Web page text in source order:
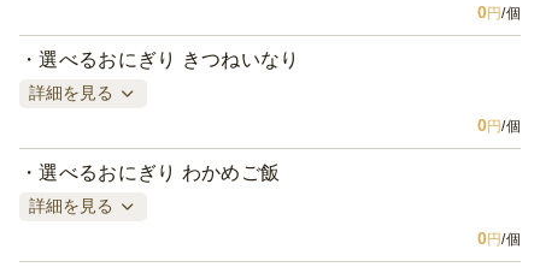
0円/個
選べるおにぎり きつねいなり
詳細を見る
0円/個
選べるおにぎり わかめご飯
詳細を見る
0円/個